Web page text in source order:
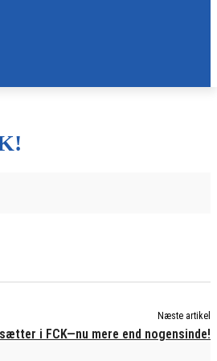
Næste artikel
i FCK—nu mere end nogensinde!